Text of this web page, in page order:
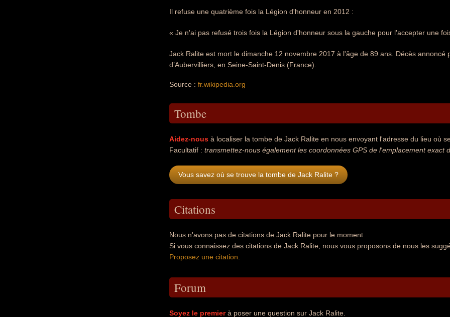
Il refuse une quatrième fois la Légion d'honneur en 2012 :
« Je n'ai pas refusé trois fois la Légion d'honneur sous la gauche pour l'accepter une
Jack Ralite est mort le dimanche 12 novembre 2017 à l'âge de 89 ans. Décès annoncé
d’Aubervilliers, en Seine-Saint-Denis (France).
Source : fr.wikipedia.org
Tombe
Aidez-nous à localiser la tombe de Jack Ralite en nous envoyant l'adresse du lieu où
Facultatif : transmettez-nous également les coordonnées GPS de l'emplacement exact
Vous savez où se trouve la tombe de Jack Ralite ?
Citations
Nous n'avons pas de citations de Jack Ralite pour le moment...
Si vous connaissez des citations de Jack Ralite, nous vous proposons de nous les
Proposez une citation
Forum
Soyez le premierà poser une question sur Jack Ralite.